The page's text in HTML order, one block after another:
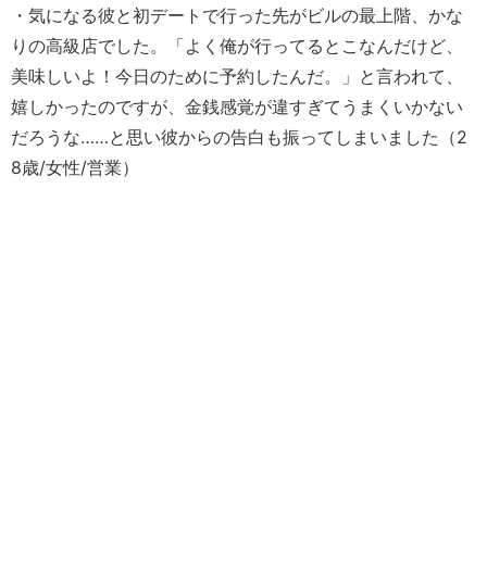
・気になる彼と初デートで行った先がビルの最上階、かな
りの高級店でした。「よく俺が行ってるとこなんだけど、
美味しいよ！今日のために予約したんだ。」と言われて、
嬉しかったのですが、金銭感覚が違すぎてうまくいかない
だろうな……と思い彼からの告白も振ってしまいました（2
8歳/女性/営業）